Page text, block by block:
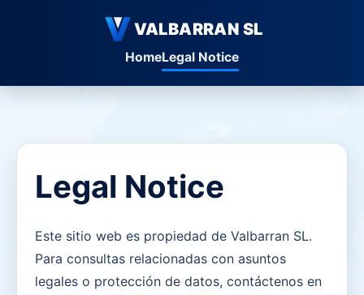
VALBARRAN SL
HomeLegal Notice
Legal Notice
Este sitio web es propiedad de Valbarran SL.
Para consultas relacionadas con asuntos
legales o protección de datos, contáctenos en